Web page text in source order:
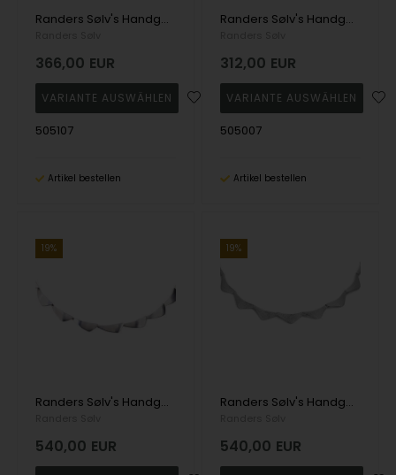
Randers Sølv's Handgefertigte Halskette aus Silber mit Gliedern in matt und glänzend - 7,0 mm
366,00 EUR
505107
Artikel bestellen
Randers Sølv's Handgefertigte Halskette aus Silber mit Gliedern in matt und glänzend - 7,0 mm
312,00 EUR
505007
Artikel bestellen
19%
Randers Sølv's Handgefertigte Halskette aus Silber mit verlängerten dreieckigen Gliedern - 13,0 mm
540,00 EUR
19%
Randers Sølv's Handgefertigte Halskette aus Silber mit verlängerten dreieckigen Gliedern - 10,0 mm
540,00 EUR